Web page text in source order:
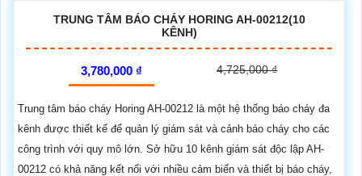
TRUNG TÂM BÁO CHÁY HORING AH-00212(10
KÊNH)
3,780,000 ₫ 4,725,000 ₫
Trung tâm báo cháy Horing AH-00212 là một hệ thống báo cháy đa
kênh được thiết kế để quản lý giám sát và cảnh báo cháy cho các
công trình với quy mô lớn. Sở hữu 10 kênh giám sát độc lập AH-
00212 có khả năng kết nối với nhiều cảm biến và thiết bị báo cháy,